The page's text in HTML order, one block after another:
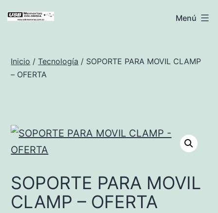
USB
Menú
Inicio /Tecnología / SOPORTE PARA MOVIL CLAMP
– OFERTA
SOPORTE PARA MOVIL
CLAMP – OFERTA